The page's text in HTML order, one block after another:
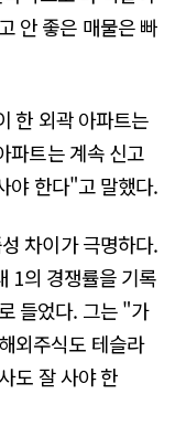
안 좋은 매물은 빠
한 외곽 아파트는
파트는 계속 신고
야 한다"고 말했다.
차이가 극명하다.
1의 경쟁률을 기록
들었다. 그는 "가
외주식도 테슬라
도 잘 사야 한